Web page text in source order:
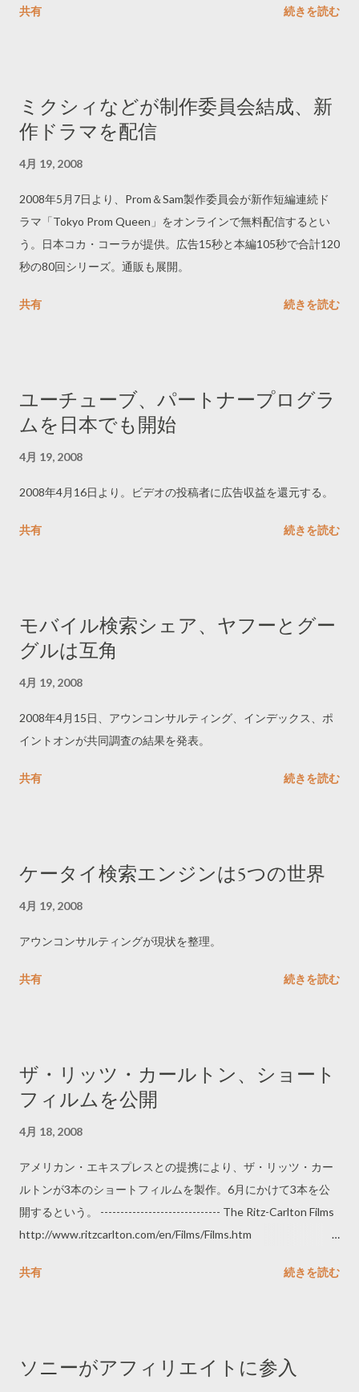
共有
続きを読む
ミクシィなどが制作委員会結成、新
作ドラマを配信
4月 19, 2008
2008年5月7日より、Prom＆Sam製作委員会が新作短編連続ド
ラマ「Tokyo Prom Queen」をオンラインで無料配信するとい
う。日本コカ・コーラが提供。広告15秒と本編105秒で合計120
秒の80回シリーズ。通販も展開。
共有 続きを読む
ユーチューブ、パートナープログラ
ムを日本でも開始
4月 19, 2008
2008年4月16日より。ビデオの投稿者に広告収益を還元する。
共有 続きを読む
モバイル検索シェア、ヤフーとグー
グルは互角
4月 19, 2008
2008年4月15日、アウンコンサルティング、インデックス、ポ
イントオンが共同調査の結果を発表。
共有 続きを読む
ケータイ検索エンジンは5つの世界
4月 19, 2008
アウンコンサルティングが現状を整理。
共有 続きを読む
ザ・リッツ・カールトン、ショート
フィルムを公開
4月 18, 2008
アメリカン・エキスプレスとの提携により、ザ・リッツ・カー
ルトンが3本のショートフィルムを製作。6月にかけて3本を公
開するという。 ------------------------------ The Ritz-Carlton Films
http://www.ritzcarlton.com/en/Films/Films.htm
--------
共有 続きを読む
ソニーがアフィリエイトに参入